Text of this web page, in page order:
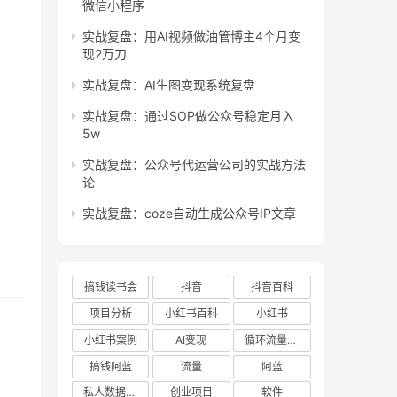
微信小程序
实战复盘：用AI视频做油管博主4个月变
现2万刀
实战复盘：AI生图变现系统复盘
实战复盘：通过SOP做公众号稳定月入
5w
实战复盘：公众号代运营公司的实战方法
论
实战复盘：coze自动生成公众号IP文章
搞钱读书会 抖音
抖音百科
项目分析
小红书百科
小红书
小红书案例
AI变现
循环流量实验室
搞钱阿蓝
流量
阿蓝
私人数据库项目
创业项目 软件